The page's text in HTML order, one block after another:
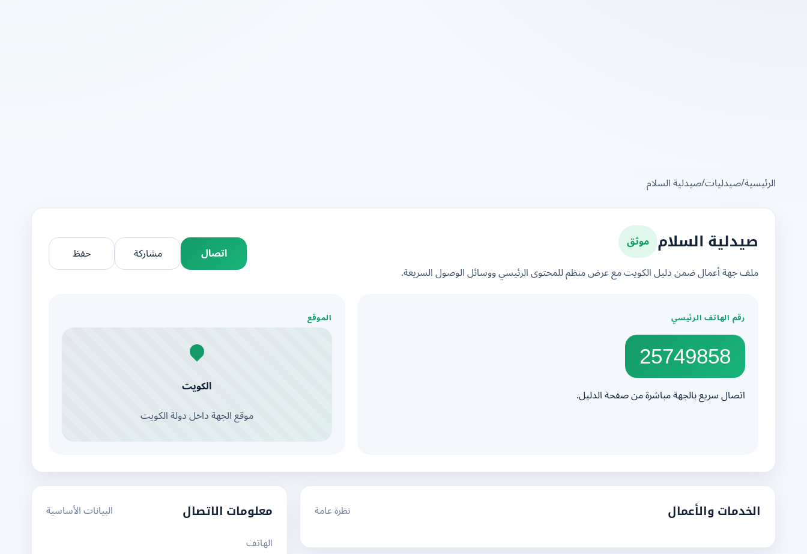
الرئيسية/صيدليات/صيدلية السلام
صيدلية السلام موثق
ملف جهة أعمال ضمن دليل الكويت مع عرض منظم للمحتوى الرئيسي ووسائل الوصول السريعة.
اتصال مشاركة حفظ
رقم الهاتف الرئيسي
25749858
اتصال سريع بالجهة مباشرة من صفحة الدليل.
الموقع
الكويت
موقع الجهة داخل دولة الكويت
الخدمات والأعمال نظرة عامة معلومات الاتصال
البيانات الأساسية
الهاتف